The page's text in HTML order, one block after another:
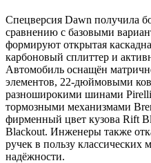
Спецверсия Dawn получила
сравнению с базовыми
формируют открытая
карбоновый сплиттер и
Автомобиль оснащён
элементов, 22-дюймовыми
разноширокими шинами
тормозными механизмами
фирменный цвет кузова Rift
Blackout. Инженеры также
ручек в пользу классических
надёжности.